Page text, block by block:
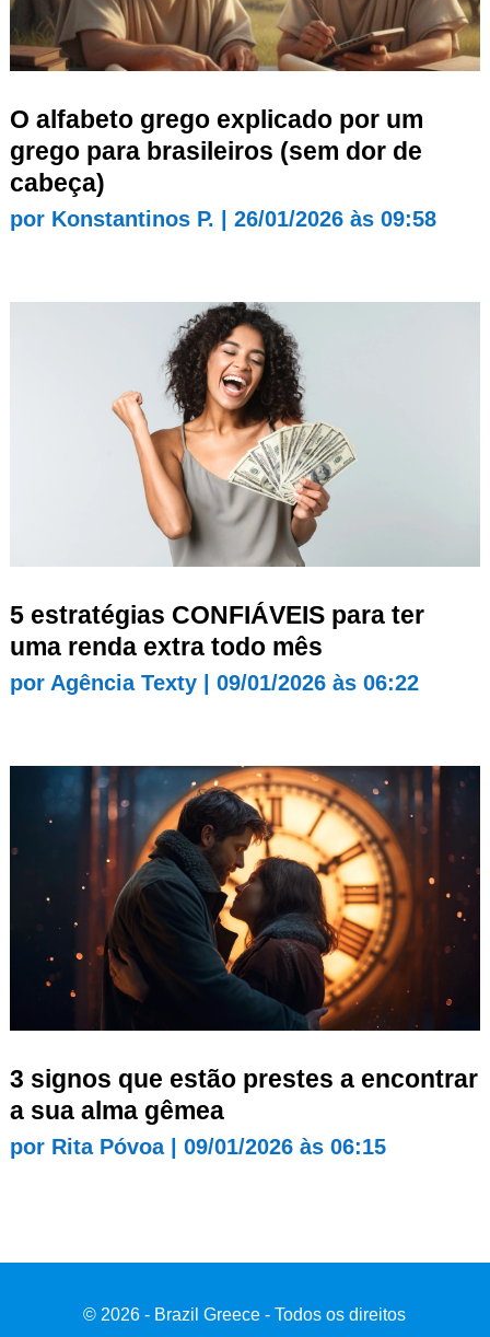
O alfabeto grego explicado por um
grego para brasileiros (sem dor de
cabeça)
por Konstantinos P. 26/01/2026 às 09:58
5 estratégias CONFIÁVEIS para ter
uma renda extra todo mês
por Agência Texty| 09/01/2026 às 06:22
3 signos que estão prestes a encontrar
a sua alma gêmea
por Rita Póvoa| 09/01/2026 às 06:15
© 2026 - Brazil Greece - Todos os direitos